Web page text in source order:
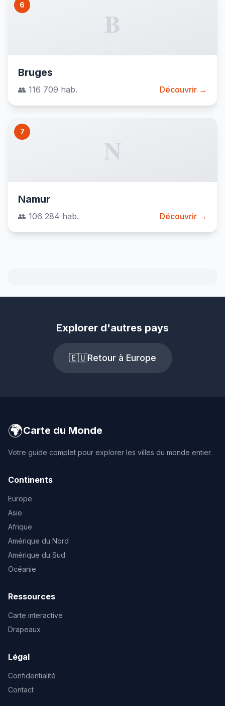
6
B
Bruges
👥 116 709 hab. Découvrir →
7
N
Namur
👥 106 284 hab. Découvrir →
Explorer d'autres pays
🇪🇺Retour à Europe
🌍Carte du Monde
Votre guide complet pour explorer les villes du monde entier.
Continents
Europe
Asie
Afrique
Amérique du Nord
Amérique du Sud
Océanie
Ressources
Carte interactive
Drapeaux
Légal
Confidentialité
Contact